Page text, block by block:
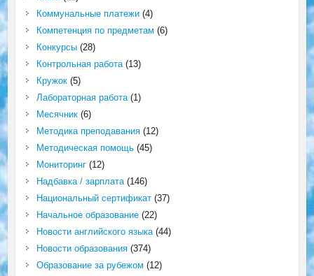
Коммунальные платежи(4)
Компетенция по предметам (6)
Конкурсы(28)
Контрольная работа(13)
Кружок(5)
Лабораторная работа(1)
Месячник(6)
Методика преподавания(12)
Методическая помощь(45)
Мониторинг(12)
Надбавка / зарплата(146)
Национальный сертификат(37)
Начальное образование(22)
Новости английского языка(44)
Новости образования(374)
Образование за рубежом (12)